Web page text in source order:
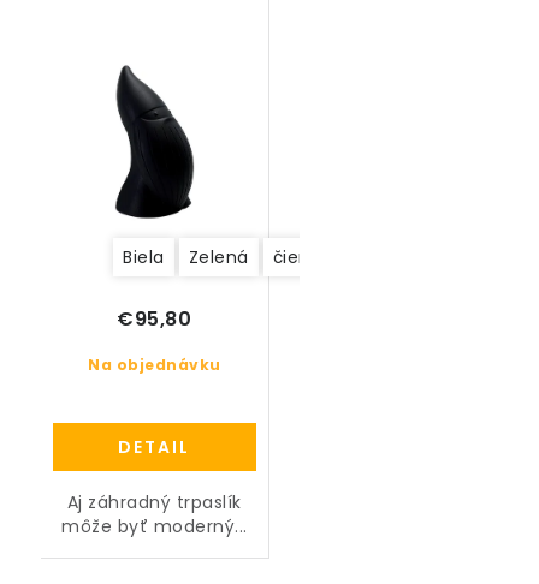
Biela Zelená čierna
Na objednávku
€95,80
DETAIL
Aj záhradný trpaslík
môže byť moderný...